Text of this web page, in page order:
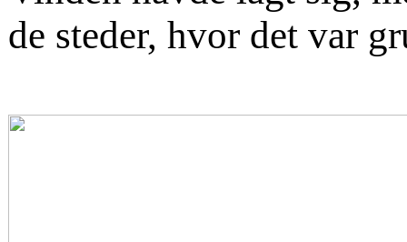
de steder, hvor det var